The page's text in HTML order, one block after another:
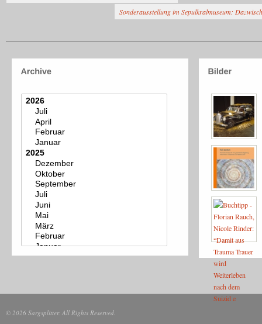
Sonderausstellung im Sepulkralmuseum:
© 2026 Sargsplitter. All Rights Reserved.